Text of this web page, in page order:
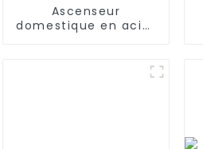
Ascenseur
domestique en acier